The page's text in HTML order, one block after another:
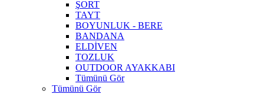
ŞORT
TAYT
BOYUNLUK - BERE
BANDANA
ELDİVEN
TOZLUK
OUTDOOR AYAKKABI
Tümünü Gör
Tümünü Gör